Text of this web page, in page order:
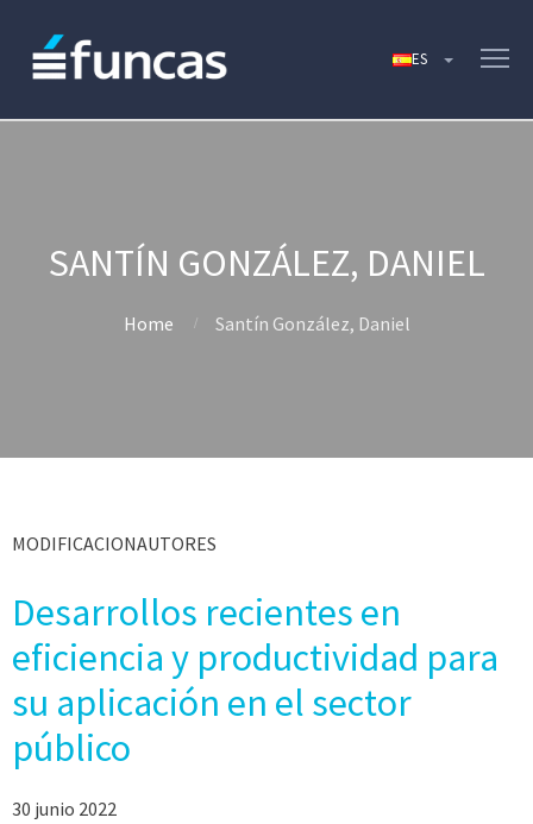
SANTÍN GONZÁLEZ, DANIEL
Home Santín González, Daniel
MODIFICACIONAUTORES
Desarrollos recientes en
eficiencia y productividad para
su aplicación en el sector
público
30 junio 2022